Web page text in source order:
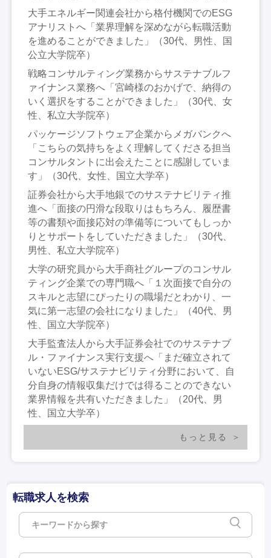
大手エネルギー関連会社から格付機関でのESG
アナリストへ「業界理解を深めながら転職活動
を進めることができました」（30代、男性、国
公立大学院卒）
戦略コンサルティング業務からサステナブルフ
ァイナンス業務へ「宮崎様のおかげで、納得の
いく選択をすることができました」（30代、女
性、私立大学院卒）
パッケージソフトウェア企業からメガバンクへ
「こちらの気持ちをよく理解してくださる担当
コンサルタントに出会えたことに感謝していま
す」（30代、女性、国立大学卒）
証券会社から大手地銀でのサステナビリティ推
進へ「面接の円滑な段取りはもちろん、履歴書
等の書類や面接応対の準備等についてもしっか
りとサポートをしていただきました」（30代、
男性、私立大学院卒）
大学の研究員から大手商社グループのコンサル
ティング企業での専門職へ「１次面接で自分の
スキルと志望にぴったりの職場だとわかり、一
気に第一志望の会社になりました」（40代、男
性、国立大学院卒）
大手監査法人から大手証券会社でのサステナブ
ル・ファイナンス実行支援へ「まだ確立されて
いないESG/サステナビリティ分野において、自
分自身の情報収集だけでは得ることのできない
業界情報を共有いただきました」（20代、男
性、国立大学卒）
もっと見る
転職求人を検索